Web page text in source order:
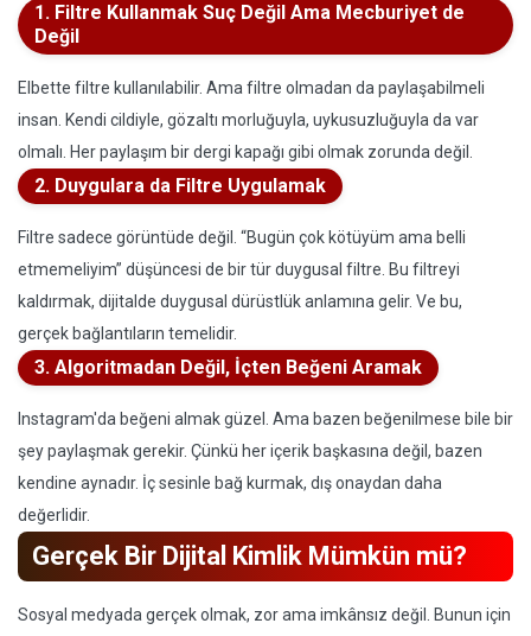
1. Filtre Kullanmak Suç Değil Ama Mecburiyet de
Değil
Elbette filtre kullanılabilir. Ama filtre olmadan da paylaşabilmeli
insan. Kendi cildiyle, gözaltı morluğuyla, uykusuzluğuyla da var
olmalı. Her paylaşım bir dergi kapağı gibi olmak zorunda değil.
2. Duygulara da Filtre Uygulamak
Filtre sadece görüntüde değil. “Bugün çok kötüyüm ama belli
etmemeliyim” düşüncesi de bir tür duygusal filtre. Bu filtreyi
kaldırmak, dijitalde duygusal dürüstlük anlamına gelir. Ve bu,
gerçek bağlantıların temelidir.
3. Algoritmadan Değil, İçten Beğeni Aramak
Instagram'da beğeni almak güzel. Ama bazen beğenilmese bile bir
şey paylaşmak gerekir. Çünkü her içerik başkasına değil, bazen
kendine aynadır. İç sesinle bağ kurmak, dış onaydan daha
değerlidir.
Gerçek Bir Dijital Kimlik Mümkün mü?
Sosyal medyada gerçek olmak, zor ama imkânsız değil. Bunun için